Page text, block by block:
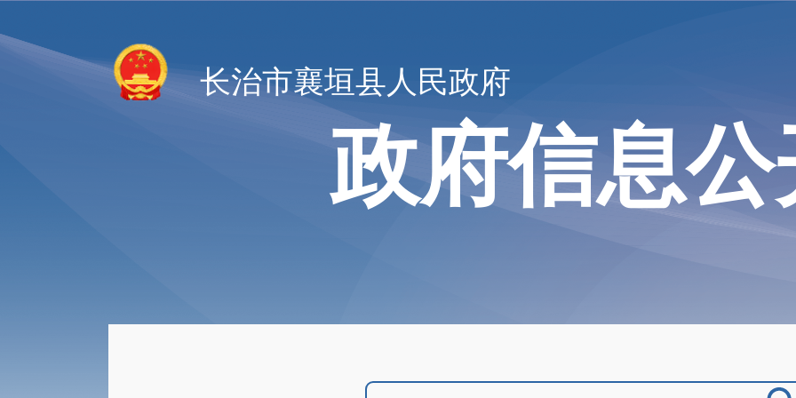
长治市襄垣县人民政府
政府信息公